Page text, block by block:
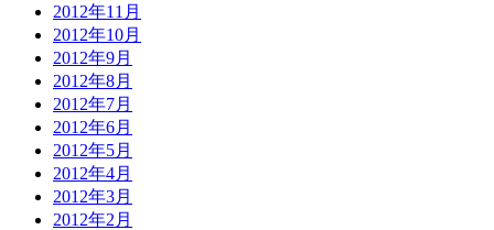
2012年11月
2012年10月
2012年9月
2012年8月
2012年7月
2012年6月
2012年5月
2012年4月
2012年3月
2012年2月